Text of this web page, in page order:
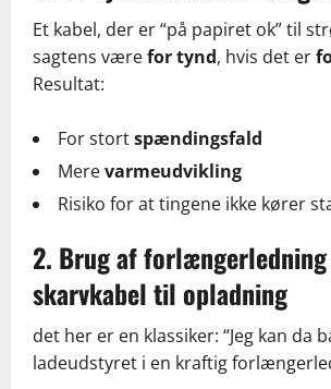
Et kabel, der er “på papiret ok” til
sagtens værefor tynd, hvis det er
Resultat:
For stortspændingsfald
Merevarmeudvikling
Risiko for at tingene ikke kører
2. Brug af
skarvkabel til opladning
det her er en klassiker: “Jeg kan da
ladeudstyret i en kraftig